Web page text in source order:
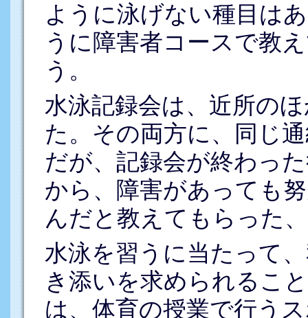
ように泳げない種目は
うに障害者コースで教
う。
水泳記録会は、近所の
た。その両方に、同じ
だが、記録会が終わっ
から、障害があっても
んだと教えてもらった
水泳を習うに当たって
き添いを求められるこ
は、体育の授業で行う